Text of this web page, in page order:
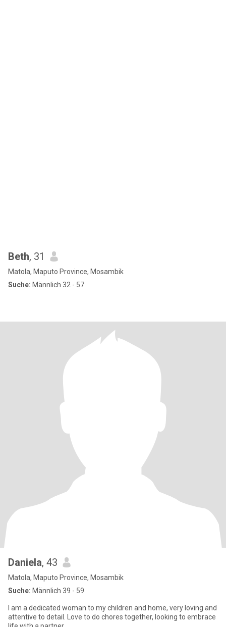
Beth, 31
Matola, Maputo Province, Mosambik
Suche: Männlich 32 - 57
Daniela, 43
Matola, Maputo Province, Mosambik
Suche: Männlich 39 - 59
I am a dedicated woman to my children and home, very loving and
attentive to detail. Love to do chores together, looking to embrace